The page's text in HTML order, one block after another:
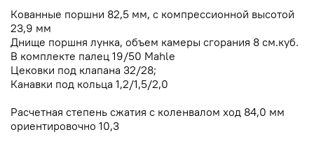
Кованные поршни 82,5 мм, с компрессионной высотой
23,9 мм
Днище поршня лунка, объем камеры сгорания 8 см.куб.
В комплекте палец 19/50 Mahle
Цековки под клапана 32/28;
Канавки под кольца 1,2/1,5/2,0
Расчетная степень сжатия с коленвалом ход 84,0 мм
ориентировочно 10,3